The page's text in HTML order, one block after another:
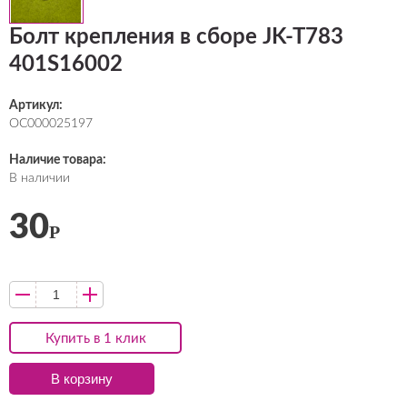
Болт крепления в сборе JK-T783
401S16002
Артикул:
ОС000025197
Наличие товара:
В наличии
Купить в 1 клик
30Р
В корзину